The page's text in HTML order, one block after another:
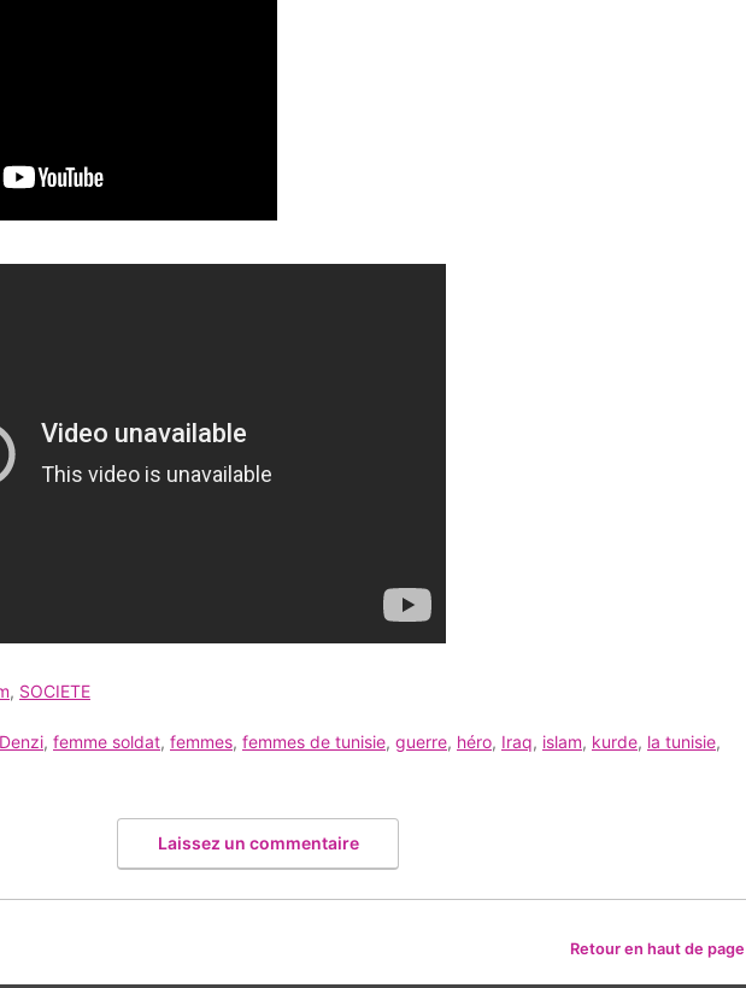
, SOCIETE
Denzi, femme soldat, femmes, femmes de tunisie, guerre, héro, Iraq, islam, kurde, la tunisie,
Laissez un commentaire
Retour en haut de page